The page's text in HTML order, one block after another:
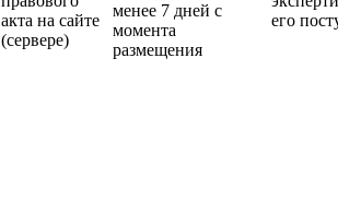
акта на сайте
(сервере)
менее 7 дней с
момента
размещения
его